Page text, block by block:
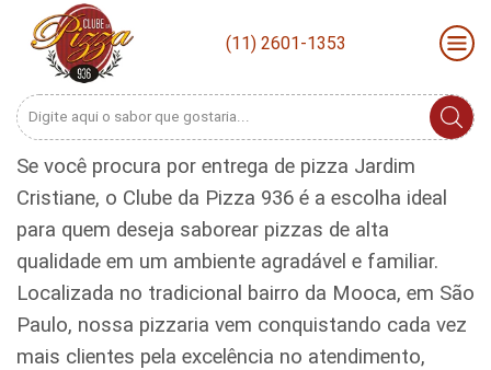
(11) 2601-1353
Search
Se você procura por entrega de pizza Jardim
Cristiane, o Clube da Pizza 936 é a escolha ideal
para quem deseja saborear pizzas de alta
qualidade em um ambiente agradável e familiar.
Localizada no tradicional bairro da Mooca, em São
Paulo, nossa pizzaria vem conquistando cada vez
mais clientes pela excelência no atendimento,